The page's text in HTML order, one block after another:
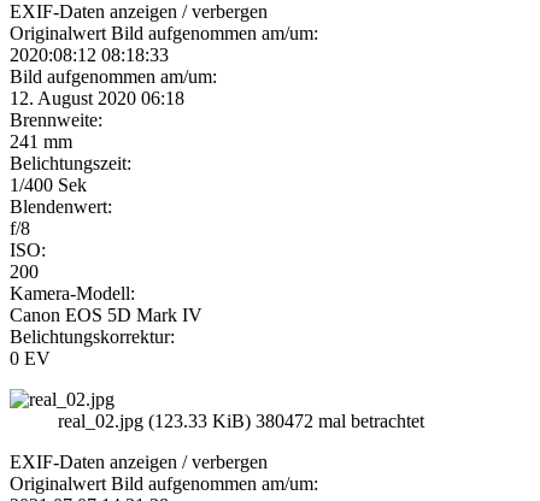
EXIF-Daten anzeigen / verbergen
Originalwert Bild aufgenommen am/um:
2020:08:12 08:18:33
Bild aufgenommen am/um:
12. August 2020 06:18
Brennweite:
241 mm
Belichtungszeit:
1/400 Sek
Blendenwert:
f/8
ISO:
200
Kamera-Modell:
Canon EOS 5D Mark IV
Belichtungskorrektur:
0 EV
real_02.jpg (123.33 KiB) 380472 mal betrachtet
EXIF-Daten anzeigen / verbergen
Originalwert Bild aufgenommen am/um: